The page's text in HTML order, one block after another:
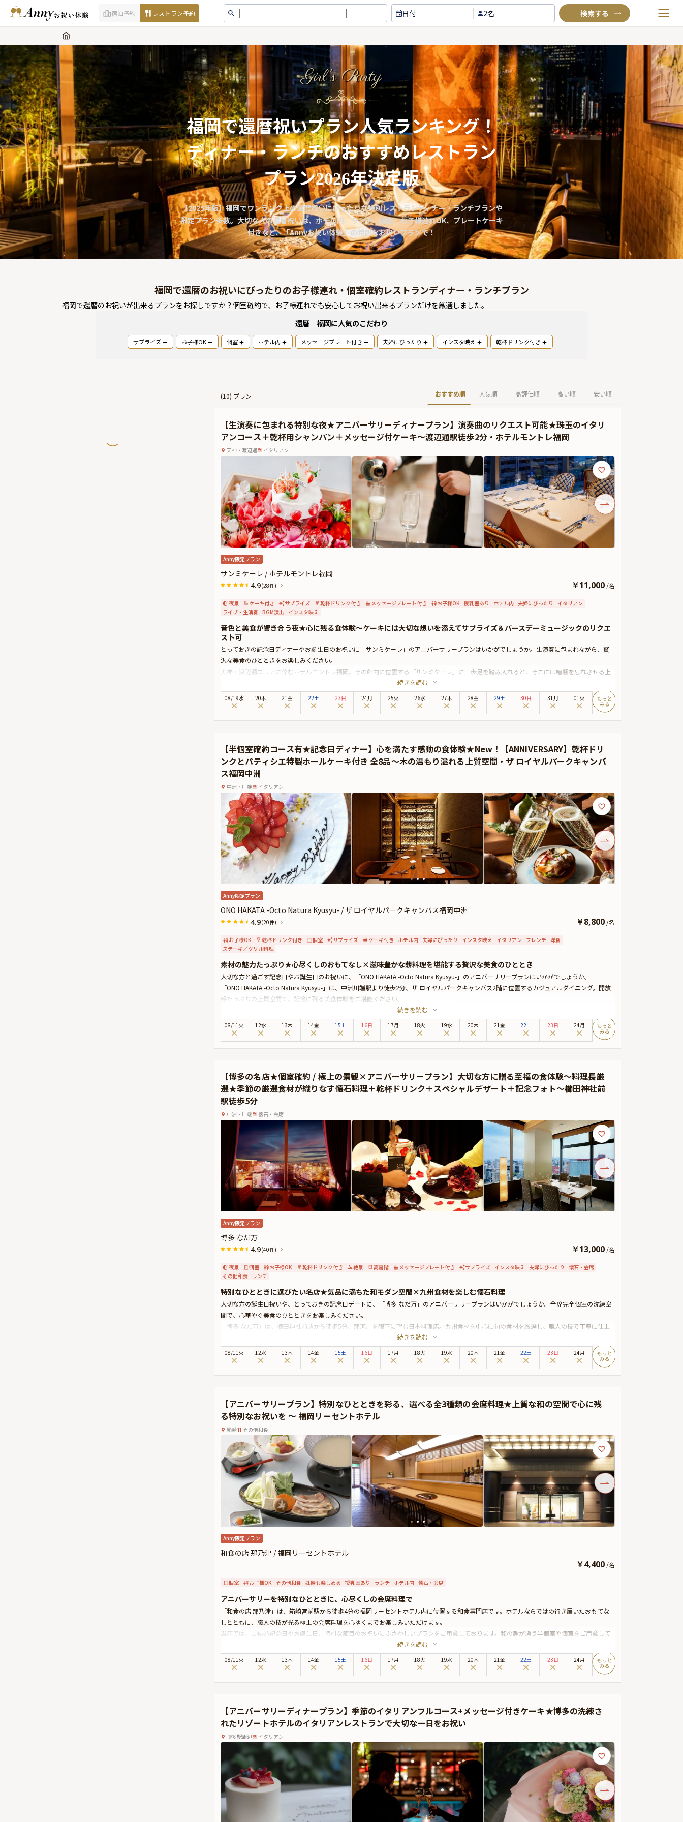
宿泊予約 レストラン予約 日付 2名
閲覧履歴
TOP
Annyお祝い体験について
Annyお祝いアイテムについて
よくあるご質問
お問い合わせ
Girl's Party
福岡で還暦祝いプラン人気ランキング！
ディナー・ランチのおすすめレストラン
プラン2026年決定版
【2025年版】福岡でワンランク上の還暦祝いにぴったりな特別レストランディナー・ランチプランや
限定プラン多数。大切な人の還暦祝いは、ホテル内、ランチ、個室、お子様連れOK、プレートケーキ
付きなど、「Annyお祝い体験」の特別なお祝いプランで！
福岡で還暦のお祝いにぴったりのお子様連れ・個室確約レストランディナー・ランチプラン
福岡で還暦のお祝いが出来るプランをお探しですか？個室確約で、お子様連れでも安心してお祝い出来るプランだけを厳選しました。
還暦 福岡に人気のこだわり
サプライズ お子様OK 個室 ホテル内 メッセージプレート付き 夫婦にぴったり インスタ映え 乾杯ドリンク付き
おすすめ順 人気順 高評価順 高い順 安い順
(10) プラン
【生演奏に包まれる特別な夜★アニバーサリーディナープラン】演奏曲のリクエスト可能★珠玉のイタリ
アンコース＋乾杯用シャンパン＋メッセージ付ケーキ〜渡辺通駅徒歩2分・ホテルモントレ福岡
天神・渡辺通 イタリアン
Anny限定プラン
サンミケーレ / ホテルモントレ福岡
4.9(28件) ￥11,000 /名
夜景 ケーキ付き サプライズ 乾杯ドリンク付き メッセージプレート付き お子様OK 授乳室あり ホテル内 夫婦にぴったり
イタリアン
ライブ・生演奏 BGM演出 インスタ映え
音色と美食が響き合う夜★心に残る食体験〜ケーキには大切な想いを添えてサプライズ＆バースデーミュージックのリクエ
スト可
とっておきの記念日ディナーやお誕生日のお祝いに「サンミケーレ」のアニバーサリープランはいかがでしょうか。生演奏に包まれながら、贅
沢な美食のひとときをお楽しみください。
天神・渡辺通エリアに佇むホテルモントレ福岡。その館内に位置する「サンミケーレ」に一歩足を踏み入れると、そこには喧騒を忘れさせる上
質空間が広がります。開放感のある店内は居心地が良く、特別な夜を過ごすお二人にぴったり。
ご案内するのは、ゆったりと寛げるテーブル席。上質なおもてなしと、夜の街並みを望む洗練空間が優しく寄り添います。ピアノの生演奏が心
地良く響く店内では、バースデーミュージックのリクエストも可能。音楽に包まれながら、思い出に残るひとときをお楽しみください。
お召し上がりいただくのは、厳選食材を使用したイタリアンフルコース。さらに、特別な夜の華やかな幕開けには乾杯用スパークリングワイン
日常から離れ、優雅なひとときを「サンミケーレ」で心ゆくまでお楽しみください。
★Anny限定★
本プランでは、有料オプションで、大切な方へのサプライズにぴったりなギフト・カスタマイズ可能なメッセージカードなどをお付けすること
が出来ます。メッセージカードは着席時に、ギフトはデザートタイムにご予約主様にお渡し致しますので、サプライズにお役立てください。
※令和8年熊本地震の影響により、当面の間、九州地方宛のお祝いアイテム配送に遅延が発生する可能性がございます。
そのため、お客様への確実なお届けを優先し、一時的にプランページ上でのお祝いアイテムの掲載を休止しております。
続きを読む
08/19水 20木 21金 22土 23日 24月 25火 26水 27木 28金 29土 30日 31月 01火
【半個室確約コース有★記念日ディナー】心を満たす感動の食体験★New！【ANNIVERSARY】乾杯ドリ
ンクとパティシエ特製ホールケーキ付き 全8品〜木の温もり溢れる上質空間・ザ ロイヤルパークキャンバ
ス福岡中洲
中洲・川端 イタリアン
Anny限定プラン
ONO HAKATA -Octo Natura Kyusyu- / ザ ロイヤルパークキャンバス福岡中洲
4.9(20件) ￥8,800 /名
お子様OK 乾杯ドリンク付き 個室 サプライズ ケーキ付き ホテル内 夫婦にぴったり インスタ映え イタリアン フレンチ 洋食
ステーキ／グリル料理
素材の魅力たっぷり★心尽くしのおもてなし×滋味豊かな薪料理を堪能する贅沢な美食のひととき
大切な方と過ごす記念日やお誕生日のお祝いに、「ONO HAKATA -Octo Natura Kyusyu-」のアニバーサリープランはいかがでしょうか。
「ONO HAKATA -Octo Natura Kyusyu-」は、中洲川端駅より徒歩2分、ザ ロイヤルパークキャンバス2階に位置するカジュアルダイニング。開放
感たっぷりの上質空間で、記憶に残る美食体験をご堪能ください。
木の温もり溢れる店内は、落ち着きがあり、記念日デートに最適です。お席は、ゆったりと食事を楽しめるテーブル席へご案内。周囲を気にせ
ず寛げる半個室確約コースもございますので、シーンに合わせてお選びください。
本プランでは、九州の豊かな大地と海の恵みを贅沢に味わえる、全8品の薪料理コースをご提供。さらに、乾杯ドリンクとデザートにはメッセー
ジ付きホールケーキをご用意しております。とっておきの演出が、大切な夜を華やかに彩ることでしょう。
★Anny限定★
有料オプションでAnny限定の花束やギフト、カスタマイズ可能なメッセージカードなどをお付けすることができます。メッセージカードは着席
時に、ギフトはデザートタイムにご予約主様にお渡しいたしますので、サプライズ演出にお役立てください。
※地震の影響により、当面の間、九州地方へのお祝いアイテムの配送に遅延が発生する可能性がございます。そのため、お客様への確実なお届
けを優先し、一時的にプランページでのお祝いアイテムの掲載を休止させていただいております。
続きを読む
08/11火 12水 13木 14金 15土 16日 17月 18火 19水 20木 21金 22土 23日 24月
【博多の名店★個室確約 / 極上の景観×アニバーサリープラン】大切な方に贈る至福の食体験〜料理長厳
選★季節の厳選食材が織りなす懐石料理＋乾杯ドリンク＋スペシャルデザート＋記念フォト〜櫛田神社前
駅徒歩5分
中洲・川端 懐石・会席
Anny限定プラン
博多 なだ万
4.9(40件) ￥13,000 /名
夜景 個室 お子様OK 乾杯ドリンク付き 絶景 高層階 メッセージプレート付き サプライズ インスタ映え 夫婦にぴったり
懐石・会席
その他和食 ランチ
特別なひとときに選びたい名店★気品に満ちた和モダン空間×九州食材を楽しむ懐石料理
大切な方の誕生日祝いや、とっておきの記念日デートに、「博多 なだ万」のアニバーサリープランはいかがでしょうか。全席完全個室の洗練空
間で、心華やぐ美食のひとときをお楽しみください。
「博多 なだ万」は、櫛田神社前駅から徒歩5分、那珂川を眼下に望む日本料理店。九州食材を中心に旬の食材を厳選し、職人の技で丁寧に仕上
げる懐石料理をお楽しみいただけます。極上の景観を楽しめる完全個室は、大切な方と過ごす特別な日のお食事にぴったり。気品に満ちた和モ
ダン空間では、自然な会話を交わしながら、ひと皿ごとに心が通い合う、穏やかで親密な時間をお過ごしいただけます。
お召し上がりいただくのは、こだわりの季節食材を盛り込んだ、心尽くしの懐石料理。ここでしか味わえない逸品が、特別な日の思い出をより
華やかに彩ることでしょう。美しい器やしつらえと共に、季節の恵みを五感でお楽しみください。
有料オプションで、Anny限定の花束、ギフト、カスタマイズ可能なメッセージカードなどをお付けすることが出来ます。メッセージカードは着
席時に、花束やギフトは食後にご予約主様にお渡し致しますので、是非サプライズ演出にお役立てください。
※地震の影響により、当面の間、九州地方へのお祝いアイテムの配送に遅延が発生する可能性がございます。そのため、お客様への確実なお届
けを優先し、一時的にプランページでのお祝いアイテムの掲載を休止させていただいております。
続きを読む
08/11火 12水 13木 14金 15土 16日 17月 18火 19水 20木 21金 22土 23日 24月
【アニバーサリープラン】特別なひとときを彩る、選べる全3種類の会席料理★上質な和の空間で心に残
る特別なお祝いを ～ 福岡リーセントホテル
箱崎 その他和食
Anny限定プラン
和食の店 那乃津 / 福岡リーセントホテル
￥4,400 /名
個室 お子様OK その他和食 妊婦も楽しめる 授乳室あり ランチ ホテル内 懐石・会席
アニバーサリーを特別なひとときに、心尽くしの会席料理で
「和食の店 那乃津」は、箱崎宮前駅から徒歩4分の福岡リーセントホテル内に位置する和食専門店です。ホテルならではの行き届いたおもてな
しとともに、職人の技が光る極上の会席料理を心ゆくまでお楽しみいただけます。
当店では、ご結婚記念日やお誕生日、特別な節目のお祝いにふさわしいプランをご用意しております。和の趣が漂う半個室や個室をご用意して
会席料理は、季節の恵みを取り入れた「若杉」「立花」「宝満」の3つのコースをご用意。前菜からデザートまで、厳選された食材を使用し、職
人が丁寧に仕上げた一皿一皿が、記憶に残るひとときを華やかに彩ります。格式と上質さを兼ね備えた料理とおもてなしで、大切な方との素晴
らしい時間をお届けいたします。
が出来ます。メッセージカードは着席時に、花束やギフトはデザートタイムにご予約主様にお渡し致しますので、サプライズにお役立てくださ
い。詳しくは本ページ中段の「お祝いアイテム」の欄で、お選びいただけます。
※令和8年熊本地震の影響により、当面の間、九州地方宛のお祝いアイテム配送に遅延が発生する可能性がございます。
そのため、お客様への確実なお届けを優先し、一時的にプランページ上でのお祝いアイテムの掲載を休止しております。
続きを読む
08/11火 12水 13木 14金 15土 16日 17月 18火 19水 20木 21金 22土 23日 24月
【アニバーサリーディナープラン】季節のイタリアンフルコース+メッセージ付きケーキ★博多の洗練さ
れたリゾートホテルのイタリアンレストランで大切な一日をお祝い
博多駅周辺 イタリアン